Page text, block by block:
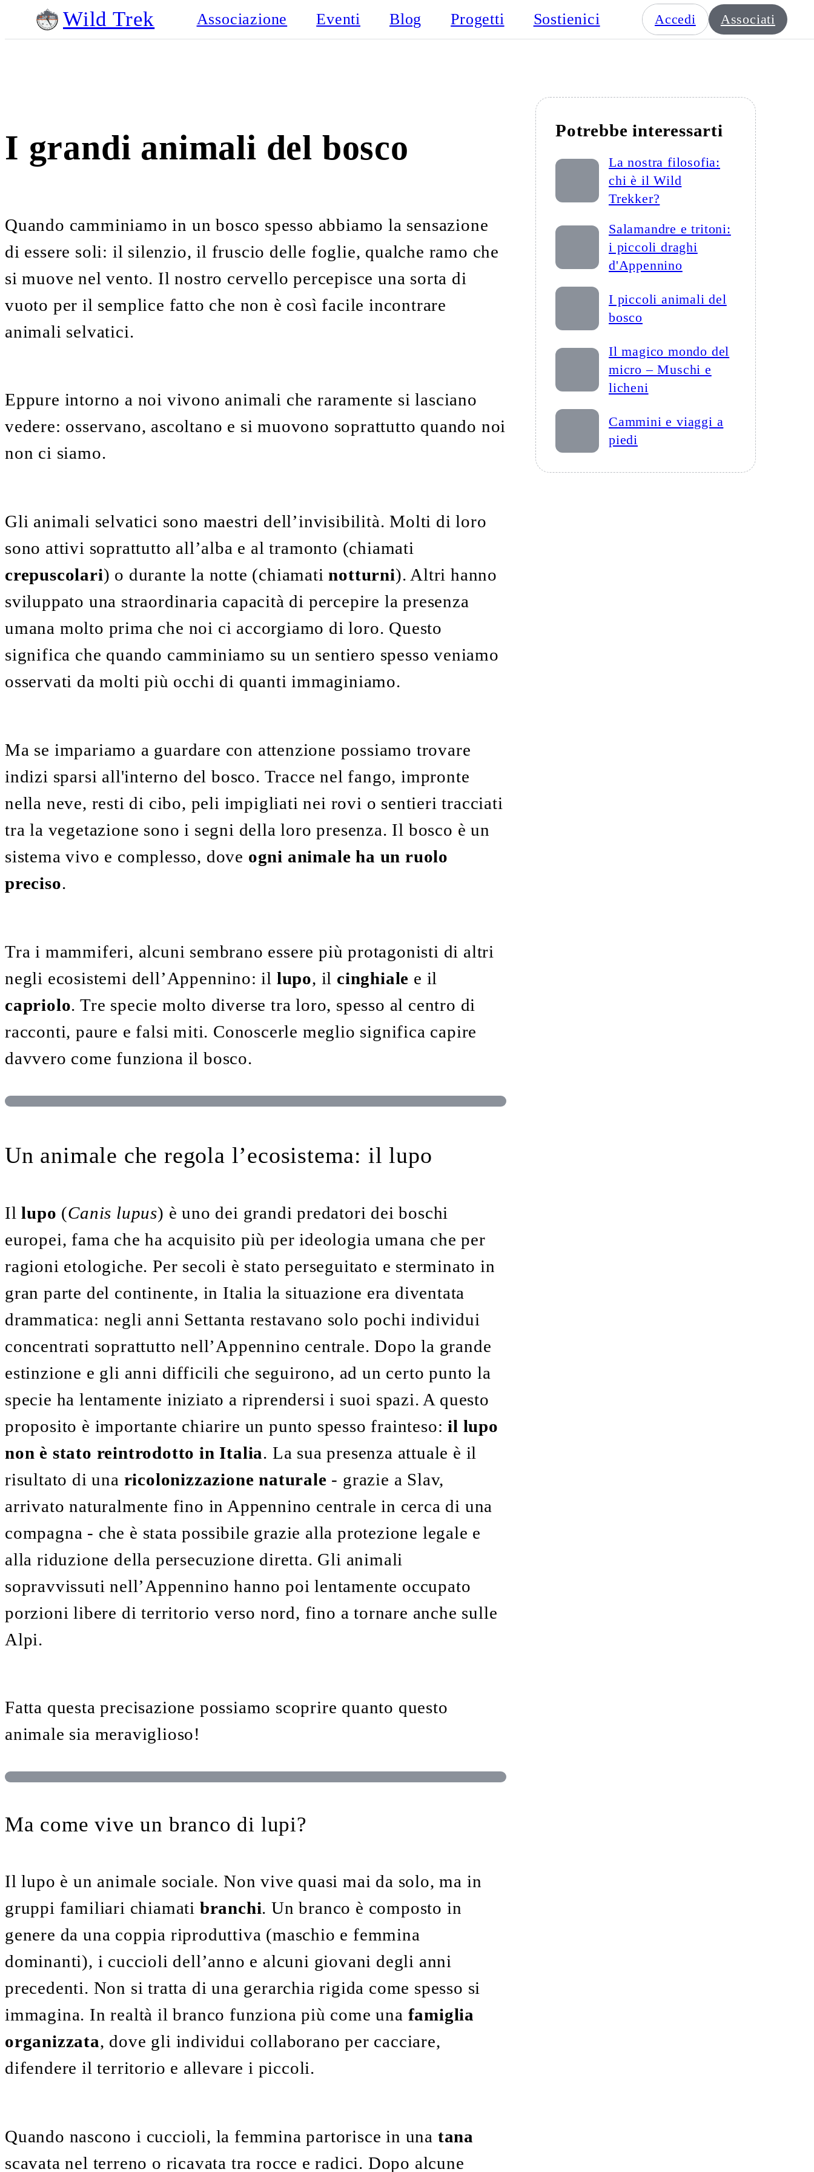
Wild Trek Associazione Eventi Blog Progetti Sostienici Accedi Associati
I grandi animali del bosco
Quando camminiamo in un bosco spesso abbiamo la sensazione
di essere soli: il silenzio, il fruscio delle foglie, qualche ramo che
si muove nel vento. Il nostro cervello percepisce una sorta di
vuoto per il semplice fatto che non è così facile incontrare
animali selvatici.
Eppure intorno a noi vivono animali che raramente si lasciano
vedere: osservano, ascoltano e si muovono soprattutto quando noi
non ci siamo.
Gli animali selvatici sono maestri dell’invisibilità. Molti di loro
sono attivi soprattutto all’alba e al tramonto (chiamati
crepuscolari) o durante la notte (chiamatinotturni). Altri hanno
sviluppato una straordinaria capacità di percepire la presenza
umana molto prima che noi ci accorgiamo di loro. Questo
significa che quando camminiamo su un sentiero spesso veniamo
osservati da molti più occhi di quanti immaginiamo.
Ma se impariamo a guardare con attenzione possiamo trovare
indizi sparsi all'interno del bosco. Tracce nel fango, impronte
nella neve, resti di cibo, peli impigliati nei rovi o sentieri tracciati
tra la vegetazione sono i segni della loro presenza. Il bosco è un
sistema vivo e complesso, dove ogni animale ha un ruolo
preciso.
Tra i mammiferi, alcuni sembrano essere più protagonisti di altri
negli ecosistemi dell’Appennino: il lupo, il cinghiale e il
capriolo. Tre specie molto diverse tra loro, spesso al centro di
racconti, paure e falsi miti. Conoscerle meglio significa capire
davvero come funziona il bosco.
Un animale che regola l’ecosistema: il lupo
Illupo (Canis lupus) è uno dei grandi predatori dei boschi
europei, fama che ha acquisito più per ideologia umana che per
ragioni etologiche. Per secoli è stato perseguitato e sterminato in
gran parte del continente, in Italia la situazione era diventata
drammatica: negli anni Settanta restavano solo pochi individui
concentrati soprattutto nell’Appennino centrale. Dopo la grande
estinzione e gli anni difficili che seguirono, ad un certo punto la
specie ha lentamente iniziato a riprendersi i suoi spazi. A questo
proposito è importante chiarire un punto spesso frainteso:il lupo
non è stato reintrodotto in Italia. La sua presenza attuale è il
risultato di una ricolonizzazione naturale - grazie a Slav,
arrivato naturalmente fino in Appennino centrale in cerca di una
compagna - che è stata possibile grazie alla protezione legale e
alla riduzione della persecuzione diretta. Gli animali
sopravvissuti nell’Appennino hanno poi lentamente occupato
porzioni libere di territorio verso nord, fino a tornare anche sulle
Alpi.
Fatta questa precisazione possiamo scoprire quanto questo
animale sia meraviglioso!
Ma come vive un branco di lupi?
Il lupo è un animale sociale. Non vive quasi mai da solo, ma in
gruppi familiari chiamati branchi. Un branco è composto in
genere da una coppia riproduttiva (maschio e femmina
dominanti), i cuccioli dell’anno e alcuni giovani degli anni
precedenti. Non si tratta di una gerarchia rigida come spesso si
immagina. In realtà il branco funziona più come una famiglia
organizzata, dove gli individui collaborano per cacciare,
difendere il territorio e allevare i piccoli.
Quando nascono i cuccioli, la femmina partorisce in una tana
scavata nel terreno o ricavata tra rocce e radici. Dopo alcune
Potrebbe interessarti
La nostra filosofia:
chi è il Wild
Trekker?
Salamandre e tritoni:
i piccoli draghi
d'Appennino
I piccoli animali del
bosco
Il magico mondo del
micro – Muschi e
licheni
Cammini e viaggi a
piedi